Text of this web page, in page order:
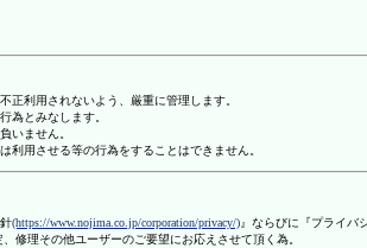
正利用されないよう、厳重に管理します。
為とみなします。
いません。
用させる等の行為をすることはできません。
(https://www.nojima.co.jp/corporation/privacy/)』ならびに『プライバ
修理その他ユーザーのご要望にお応えさせて頂く為。